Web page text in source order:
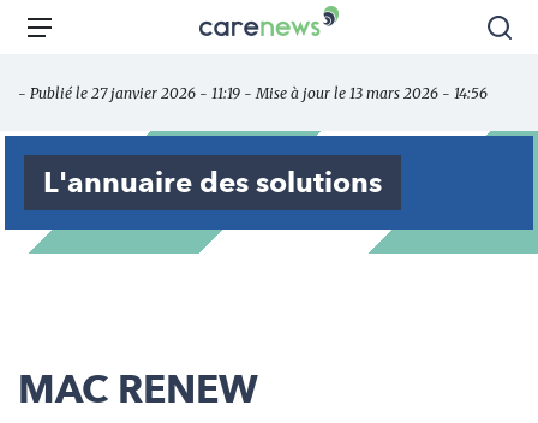
Aller
principal
Carenews,
des
acteurs
l'engagement
Menu
- Publié le 27 janvier 2026 - 11:19 - Mise à jour le 13 mars 2026 - 14:56
L'annuaire des solutions
MAC RENEW